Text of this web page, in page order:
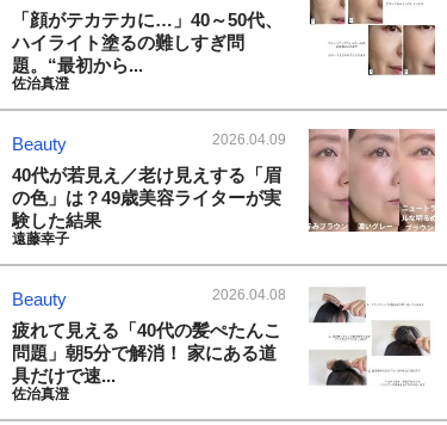
「顔がテカテカに…」40～50代、
ハイライト塗るの難しすぎ問
題。“最初から...
佐治真澄
Beauty 2026.04.09
40代が若見え／老け見えする「眉
の色」は？49歳美容ライターが実
験した結果
遠藤幸子
Beauty 2026.04.08
疲れて見える「40代の髪ぺたんこ
問題」朝5分で解消！ 家にある道
具だけで速...
佐治真澄